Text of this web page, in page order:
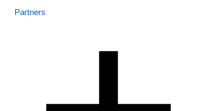
Partners